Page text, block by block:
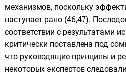
механизмов, поскольку
наступает рано (46,47).
соответствии с результатами
критически поставлена под
что руководящие принципы и
некоторых экспертов